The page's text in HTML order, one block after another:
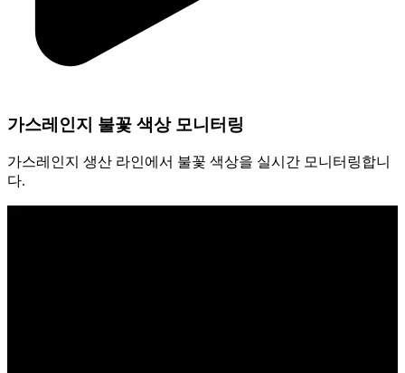
가스레인지 불꽃 색상 모니터링
가스레인지 생산 라인에서 불꽃 색상을 실시간 모니터링합니
다.